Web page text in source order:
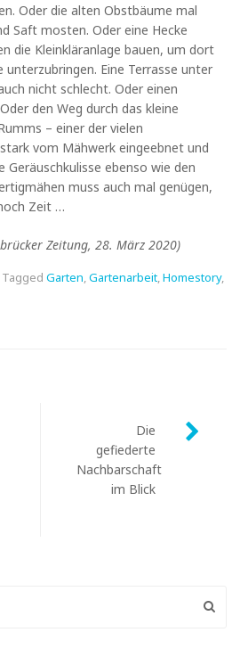
Oder die alten Obstbäume mal
Saft mosten. Oder eine Hecke
die Kleinkläranlage bauen, um dort
unterzubringen. Eine Terrasse unter
nicht schlecht. Oder einen
den Weg durch das kleine
– einer der vielen
vom Mähwerk eingeebnet und
ebenso wie den
muss auch mal genügen,
Zeit …
Zeitung, 28. März 2020)
Tagged Garten,Gartenarbeit,Homestory,
Die
gefiederte
Nachbarschaft
im Blick